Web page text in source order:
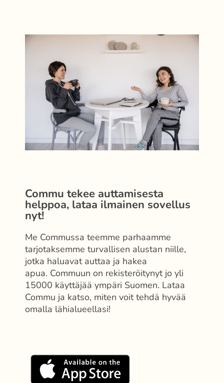
Commu tekee auttamisesta
helppoa, lataa ilmainen sovellus
nyt!
Me Commussa teemme parhaamme
tarjotaksemme turvallisen alustan niille,
jotka haluavat auttaa ja hakea
apua. Commuun on rekisteröitynyt jo yli
15000 käyttäjää ympäri Suomen. Lataa
Commu ja katso, miten voit tehdä hyvää
omalla lähialueellasi!